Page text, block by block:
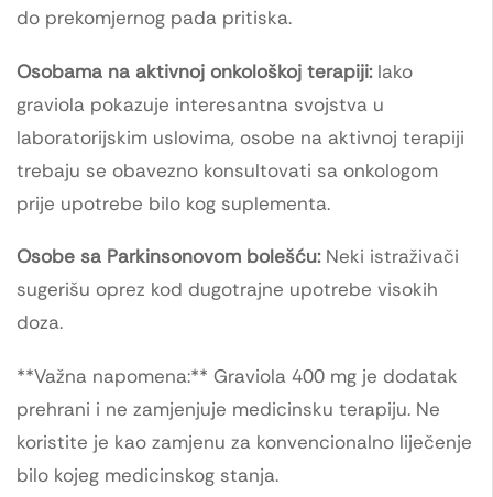
do prekomjernog pada pritiska.
Osobama na aktivnoj onkološkoj terapiji:Iako
graviola pokazuje interesantna svojstva u
laboratorijskim uslovima, osobe na aktivnoj terapiji
trebaju se obavezno konsultovati sa onkologom
prije upotrebe bilo kog suplementa.
Osobe sa Parkinsonovom bolešću:Neki istraživači
sugerišu oprez kod dugotrajne upotrebe visokih
doza.
**Važna napomena:** Graviola 400 mg je dodatak
prehrani i ne zamjenjuje medicinsku terapiju. Ne
koristite je kao zamjenu za konvencionalno liječenje
bilo kojeg medicinskog stanja.